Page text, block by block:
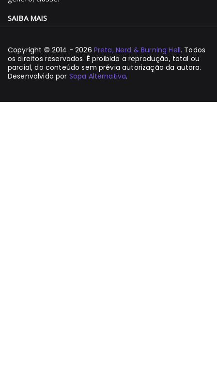
SAIBA MAIS
Copyright © 2014 - 2026 Preta, Nerd & Burning Hell. Todos
os direitos reservados. É proibida a reprodução, total ou
parcial, do conteúdo sem prévia autorização da autora.
Desenvolvido por Sopa Alternativa.